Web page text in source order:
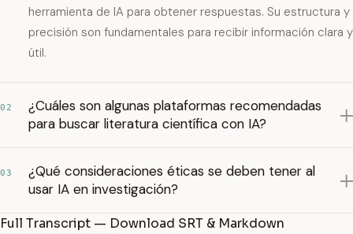
herramienta de IA para obtener respuestas. Su estructura y
precisión son fundamentales para recibir información clara y
útil.
02
¿Cuáles son algunas plataformas recomendadas
para buscar literatura científica con IA?
03
¿Qué consideraciones éticas se deben tener al
usar IA en investigación?
Full Transcript — Download SRT & Markdown